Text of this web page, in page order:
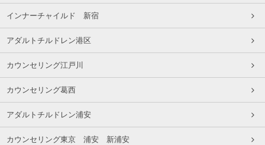
インナーチャイルド 新宿
アダルトチルドレン港区
カウンセリング江戸川
カウンセリング葛西
アダルトチルドレン浦安
カウンセリング東京 浦安 新浦安